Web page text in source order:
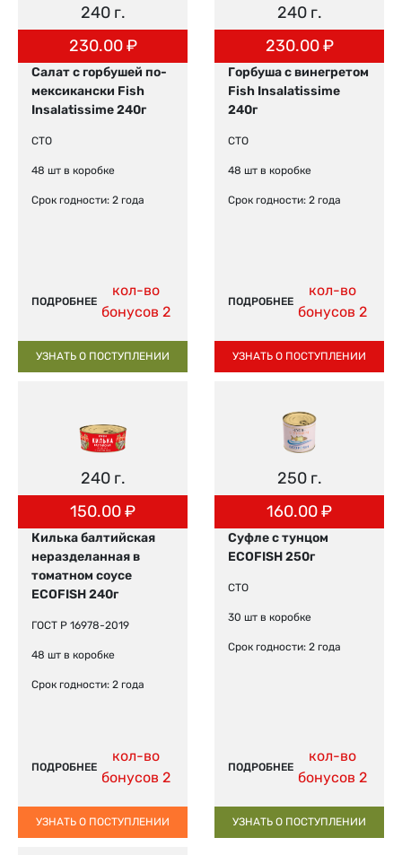
240 г.
230.00₽
Салат с горбушей по-
мексикански Fish
Insalatissime 240г
СТО
48 шт в коробке
Срок годности: 2 года
ПОДРОБНЕЕ
кол-во
бонусов 2
УЗНАТЬ О ПОСТУПЛЕНИИ
240 г.
230.00₽
Горбуша с винегретом
Fish Insalatissime
240г
СТО
48 шт в коробке
Срок годности: 2 года
ПОДРОБНЕЕ
кол-во
бонусов 2
УЗНАТЬ О ПОСТУПЛЕНИИ
240 г.
150.00₽
Килька балтийская
неразделанная в
томатном соусе
ECOFISH 240г
ГОСТ Р 16978-2019
48 шт в коробке
Срок годности: 2 года
ПОДРОБНЕЕ
кол-во
бонусов 2
УЗНАТЬ О ПОСТУПЛЕНИИ
250 г.
160.00₽
Суфле с тунцом
ECOFISH 250г
СТО
30 шт в коробке
Срок годности: 2 года
ПОДРОБНЕЕ
кол-во
бонусов 2
УЗНАТЬ О ПОСТУПЛЕНИИ